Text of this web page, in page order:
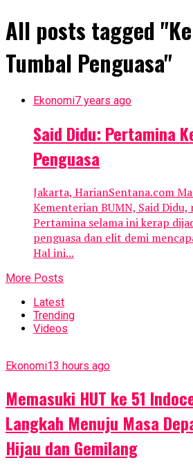
All posts tagged
Tumbal Penguasa"
Ekonomi7 years ago
Said Didu: Pertamina
Penguasa
Jakarta, HarianSentana.com
Kementerian BUMN, Said Didu,
Pertamina selama ini kerap
penguasa dan elit demi
Hal ini...
More Posts
Latest
Trending
Videos
Ekonomi13 hours ago
Memasuki HUT ke 51
Langkah Menuju Masa
Hijau dan Gemilang